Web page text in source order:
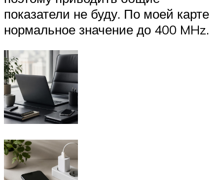
показатели не буду. По моей карте
нормальное значение до 400 MHz.